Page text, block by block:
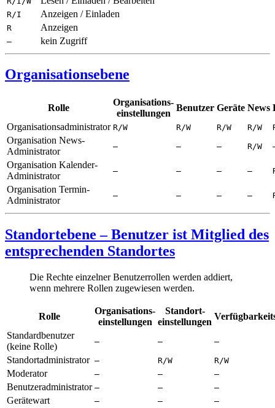
R/I Anzeigen / Einladen
R Anzeigen
— kein Zugriff
Organisationsebene
Rolle
Organisations­
einstellungen
Benutzer Geräte News
Organisationsadministrator R/W R/W R/W R/W
Organisation News-
Administrator
— — — R/W
Organisation Kalender-
Administrator
— — — —
Organisation Termin-
Administrator
— — — —
Standortebene – Benutzer ist Mitglied des
entsprechenden Standortes
Die Rechte einzelner Benutzerrollen werden addiert,
wenn mehrere Rollen zugewiesen werden.
Rolle
Organisations­
einstellungen
Standort­
einstellungen
Standardbenutzer
(keine Rolle)
— — —
Standortadministrator — R/W R/W
Moderator — — —
Benutzeradministrator — — —
Gerätewart — — —